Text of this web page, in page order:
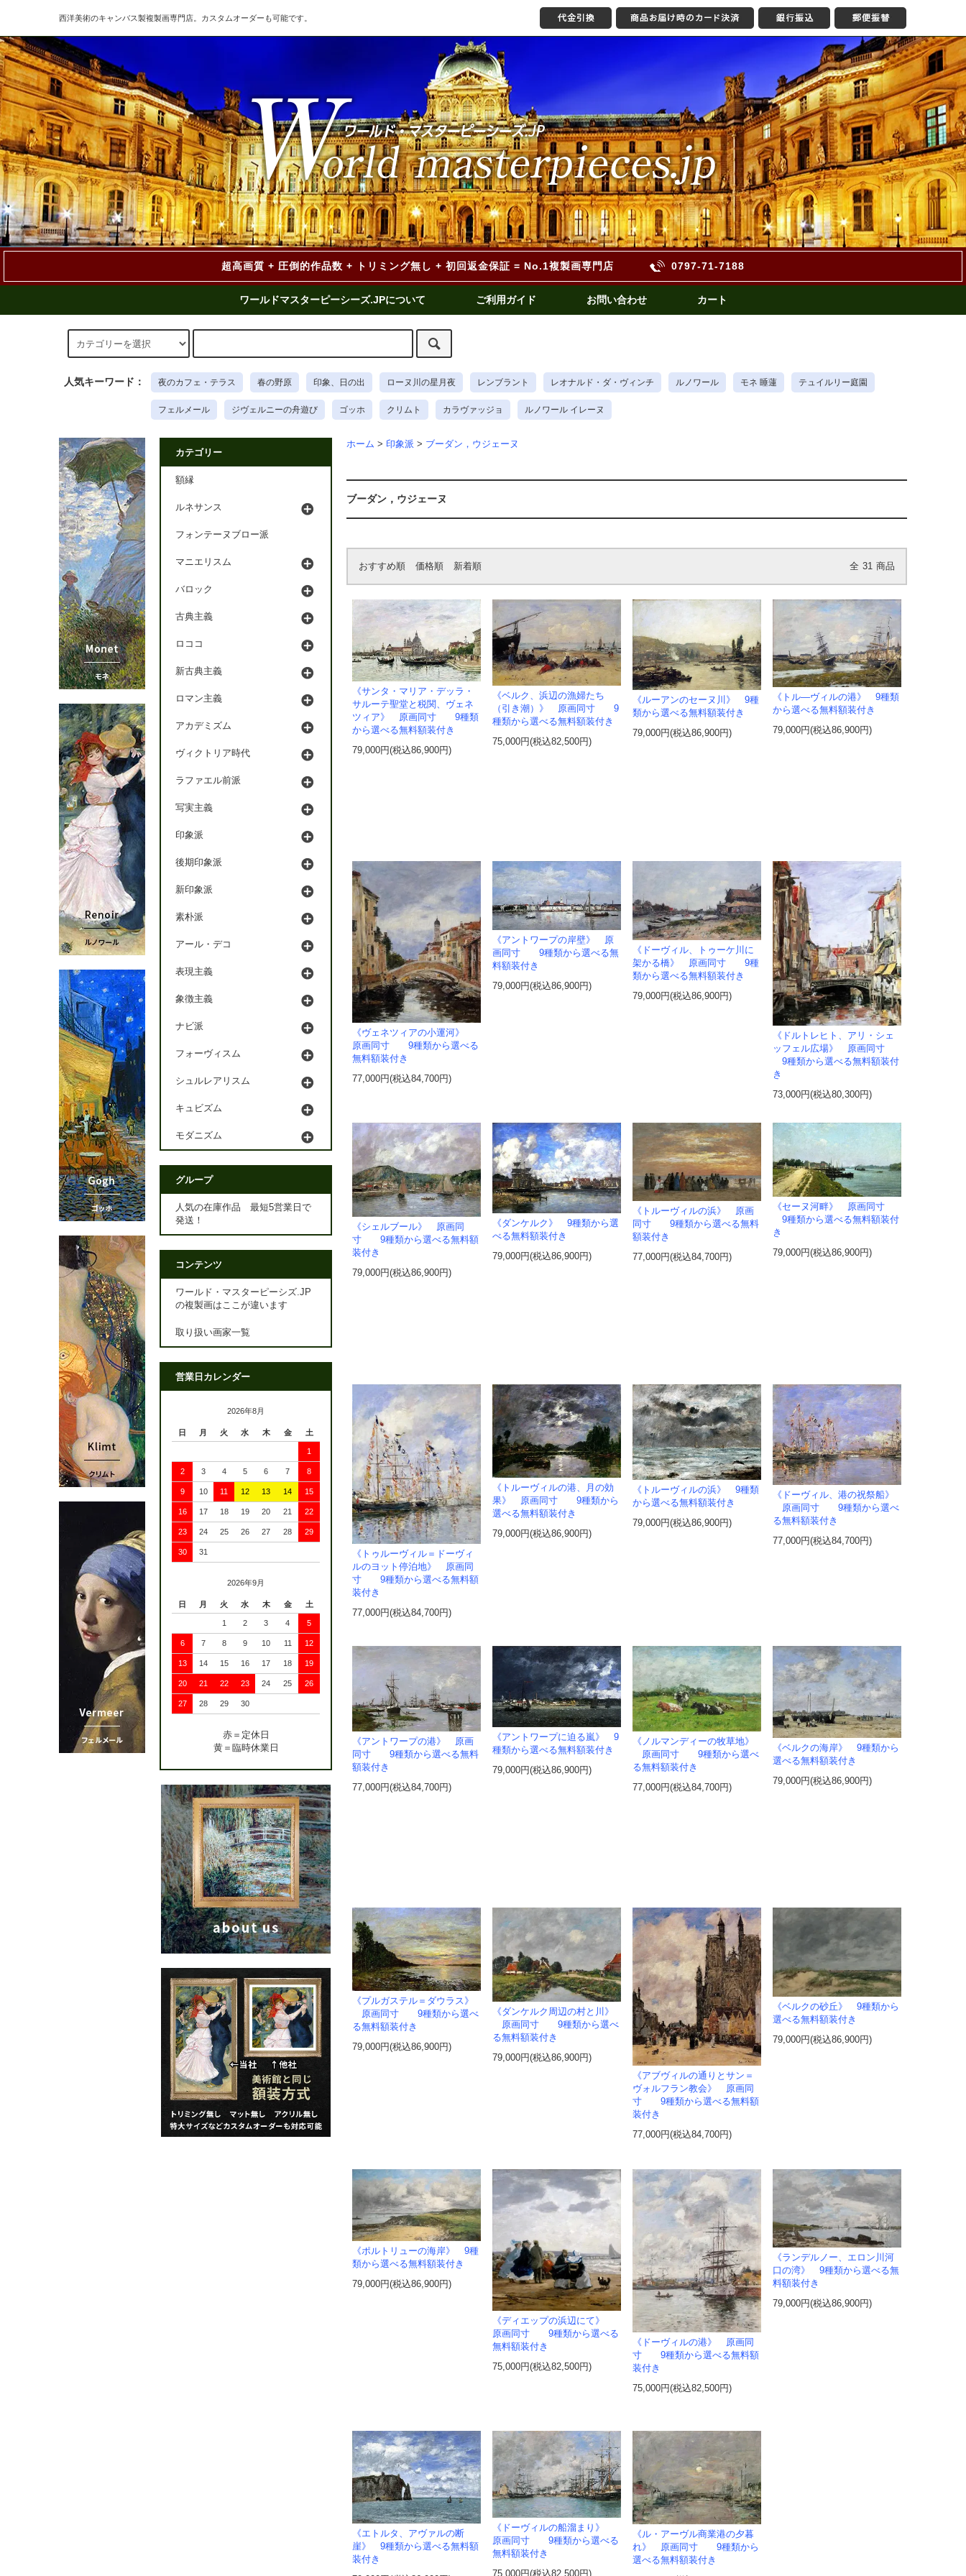
西洋美術のキャンバス製複製画専門店。カスタムオーダーも可能です。
超高画質 + 圧倒的作品数 + トリミング無し + 初回返金保証 = No.1複製画専門店 0797-71-7188
ワールドマスターピーシーズ.JPについて ご利用ガイド お問い合わせ カート
人気キーワード： 夜のカフェ・テラス 春の野原 印象、日の出 ローヌ川の星月夜 レンブラント レオナルド・ダ・ヴィンチ ルノワール モネ 睡蓮 テュイルリー庭園
フェルメール ジヴェルニーの舟遊び ゴッホ クリムト カラヴァッジョ ルノワール イレーヌ
ホーム > 印象派 > ブーダン，ウジェーヌ
ブーダン，ウジェーヌ
おすすめ順 価格順 新着順 全 31 商品
《サンタ・マリア・デッラ・
サルーテ聖堂と税関、ヴェネ
ツィア》 原画同寸 9種類
から選べる無料額装付き
79,000円(税込86,900円)
《ベルク、浜辺の漁婦たち
（引き潮）》 原画同寸 9
種類から選べる無料額装付き
75,000円(税込82,500円)
《ルーアンのセーヌ川》 9種
類から選べる無料額装付き
79,000円(税込86,900円)
《トル―ヴィルの港》 9種類
から選べる無料額装付き
79,000円(税込86,900円)
《ヴェネツィアの小運河》
原画同寸 9種類から選べる
無料額装付き
77,000円(税込84,700円)
《アントワープの岸壁》 原
画同寸 9種類から選べる無
料額装付き
79,000円(税込86,900円)
《ドーヴィル、トゥーケ川に
架かる橋》 原画同寸 9種
類から選べる無料額装付き
79,000円(税込86,900円)
《ドルトレヒト、アリ・シェ
ッフェル広場》 原画同寸
9種類から選べる無料額装付
き
73,000円(税込80,300円)
《シェルブール》 原画同
寸 9種類から選べる無料額
装付き
79,000円(税込86,900円)
《ダンケルク》 9種類から選
べる無料額装付き
79,000円(税込86,900円)
《トルーヴィルの浜》 原画
同寸 9種類から選べる無料
額装付き
77,000円(税込84,700円)
《セーヌ河畔》 原画同寸
9種類から選べる無料額装付
き
79,000円(税込86,900円)
《トゥルーヴィル＝ドーヴィ
ルのヨット停泊地》 原画同
寸 9種類から選べる無料額
装付き
77,000円(税込84,700円)
《トルーヴィルの港、月の効
果》 原画同寸 9種類から
選べる無料額装付き
79,000円(税込86,900円)
《トルーヴィルの浜》 9種類
から選べる無料額装付き
79,000円(税込86,900円)
《ドーヴィル、港の祝祭船》
原画同寸 9種類から選べ
る無料額装付き
77,000円(税込84,700円)
《アントワープの港》 原画
同寸 9種類から選べる無料
額装付き
77,000円(税込84,700円)
《アントワープに迫る嵐》 9
種類から選べる無料額装付き
79,000円(税込86,900円)
《ノルマンディーの牧草地》
原画同寸 9種類から選べ
る無料額装付き
77,000円(税込84,700円)
《ベルクの海岸》 9種類から
選べる無料額装付き
79,000円(税込86,900円)
《プルガステル＝ダウラス》
原画同寸 9種類から選べ
る無料額装付き
79,000円(税込86,900円)
《ダンケルク周辺の村と川》
原画同寸 9種類から選べ
る無料額装付き
79,000円(税込86,900円)
《アブヴィルの通りとサン＝
ヴォルフラン教会》 原画同
寸 9種類から選べる無料額
装付き
77,000円(税込84,700円)
《ベルクの砂丘》 9種類から
選べる無料額装付き
79,000円(税込86,900円)
《ポルトリューの海岸》 9種
類から選べる無料額装付き
79,000円(税込86,900円)
《ディエップの浜辺にて》
原画同寸 9種類から選べる
無料額装付き
75,000円(税込82,500円)
《ドーヴィルの港》 原画同
寸 9種類から選べる無料額
装付き
75,000円(税込82,500円)
《ランデルノー、エロン川河
口の湾》 9種類から選べる無
料額装付き
79,000円(税込86,900円)
《エトルタ、アヴァルの断
崖》 9種類から選べる無料額
装付き
《ドーヴィルの船溜まり》
原画同寸 9種類から選べる
無料額装付き
75,000円(税込82,500円)
《ル・アーヴル商業港の夕暮
れ》 原画同寸 9種類から
選べる無料額装付き
カテゴリー
額縁
ルネサンス
フォンテーヌブロー派
マニエリスム
バロック
古典主義
ロココ
新古典主義
ロマン主義
アカデミズム
ヴィクトリア時代
ラファエル前派
写実主義
印象派
後期印象派
新印象派
素朴派
アール・デコ
表現主義
象徴主義
ナビ派
フォーヴィスム
シュルレアリスム
キュビズム
モダニズム
グループ
人気の在庫作品 最短5営業日で
発送！
コンテンツ
ワールド・マスターピーシズ.JP
の複製画はここが違います
取り扱い画家一覧
営業日カレンダー
2026年8月
日 月 火 水 木 金 土
1
2 3 4 5 6 7 8
9 10 11 12 13 14 15
16 17 18 19 20 21 22
23 24 25 26 27 28 29
30 31
2026年9月
日 月 火 水 木 金 土
1 2 3 4 5
6 7 8 9 10 11 12
13 14 15 16 17 18 19
20 21 22 23 24 25 26
27 28 29 30
赤＝定休日
黄＝臨時休業日